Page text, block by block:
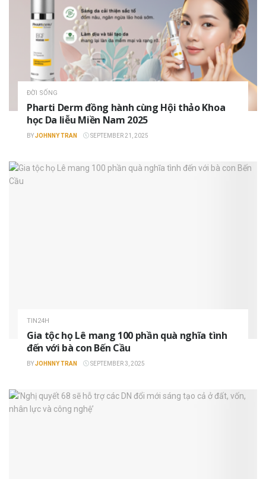
ĐỜI SỐNG
Pharti Derm đồng hành cùng Hội thảo Khoa
học Da liễu Miền Nam 2025
BYJOHNNY TRAN SEPTEMBER 21, 2025
TIN24H
Gia tộc họ Lê mang 100 phần quà nghĩa tình
đến với bà con Bến Cầu
BYJOHNNY TRAN SEPTEMBER 3, 2025